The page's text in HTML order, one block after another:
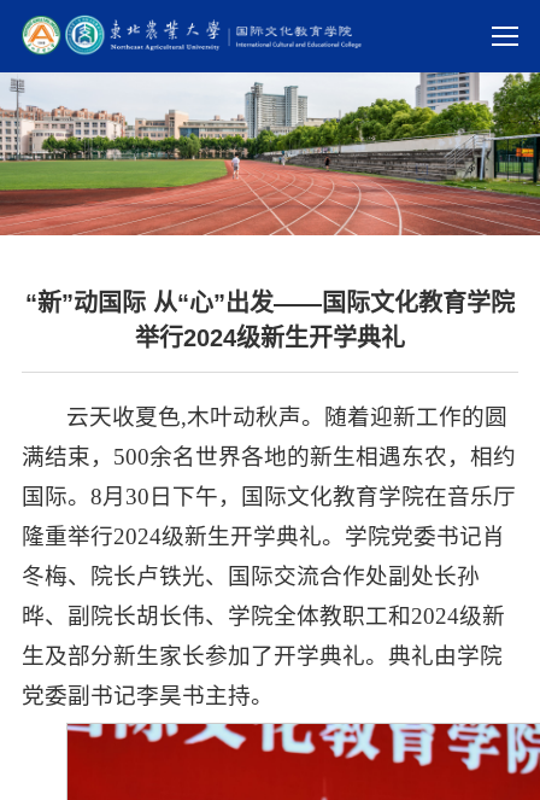
“新”动国际 从“心”出发——国际文化教育学院
举行2024级新生开学典礼
云天收夏色,木叶动秋声。随着迎新工作的圆
满结束，500余名世界各地的新生相遇东农，相约
国际。8月30日下午，国际文化教育学院在音乐厅
隆重举行2024级新生开学典礼。学院党委书记肖
冬梅、院长卢铁光、国际交流合作处副处长孙
晔、副院长胡长伟、学院全体教职工和2024级新
生及部分新生家长参加了开学典礼。典礼由学院
党委副书记李昊书主持。